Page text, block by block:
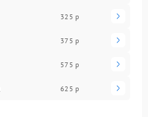
325 р
375 р
575 р
625 р